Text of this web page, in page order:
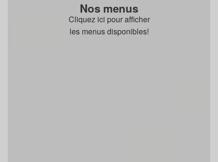
Nos menus
Cliquez ici pour afficher
les menus disponibles!